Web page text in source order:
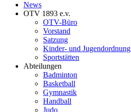
News
OTV 1893 e.v.
OTV-Büro
Vorstand
Satzung
Kinder- und Jugendordnung
Sportstätten
Abteilungen
Badminton
Basketball
Gymnastik
Handball
Judo